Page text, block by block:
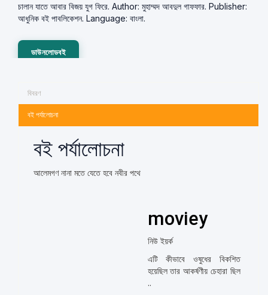
চালান যাতে আবার বিজয় যুগ ফিরে. Author: মুহাম্মদ আবদুল গাফফার. Publisher:
আধুনিক বই পাবলিকেশন. Language: বাংলা.
ডাউনলোডবই
বিবরণ
বই পর্যালোচনা
বই পর্যালোচনা
আলেমগণ নানা মতে যেতে হবে নবীর পথে
moviey
নিউ ইয়র্ক
এটি কীভাবে ওষুধের বিকশিত
হয়েছিল তার আকর্ষণীয় চেহারা ছিল
..